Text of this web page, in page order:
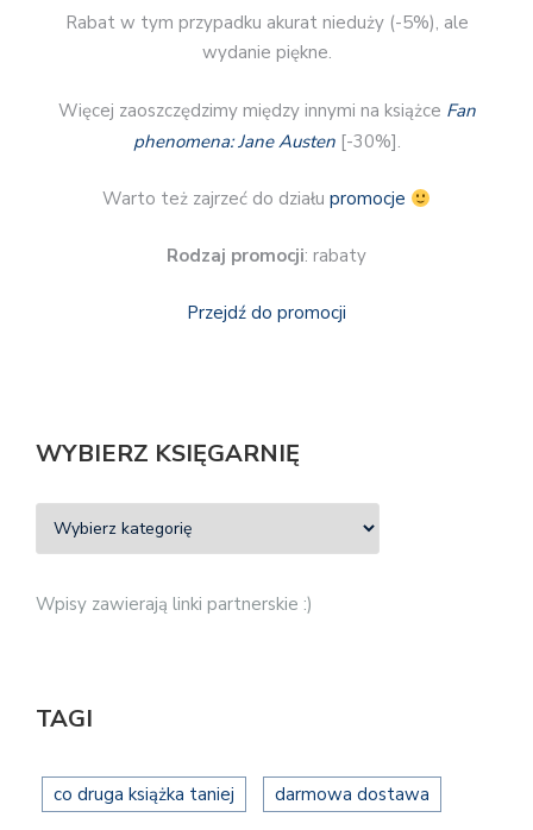
Rabat w tym przypadku akurat nieduży (-5%), ale
wydanie piękne.
Więcej zaoszczędzimy między innymi na książce Fan
phenomena: Jane Austen[-30%].
Warto też zajrzeć do działu promocje
Rodzaj promocji: rabaty
Przejdź do promocji
WYBIERZ KSIĘGARNIĘ
Wpisy zawierają linki partnerskie :)
TAGI
co druga książka taniej darmowa dostawa